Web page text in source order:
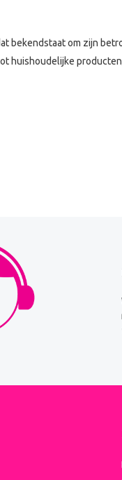
bekendstaat om zijn
huishoudelijke